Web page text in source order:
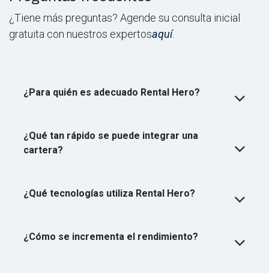
¿Tiene más preguntas? Agende su consulta inicial
gratuita con nuestros expertosaquí.
¿Para quién es adecuado Rental Hero?
¿Qué tan rápido se puede integrar una
cartera?
¿Qué tecnologías utiliza Rental Hero?
¿Cómo se incrementa el rendimiento?